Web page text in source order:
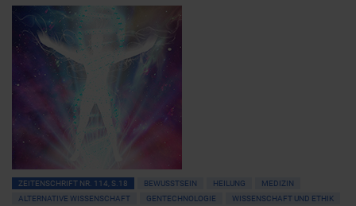
ZEITENSCHRIFT NR. 114, S.18 BEWUSSTSEIN HEILUNG
MEDIZIN
ALTERNATIVE WISSENSCHAFT
GENTECHNOLOGIE
WISSENSCHAFT UND ETHIK